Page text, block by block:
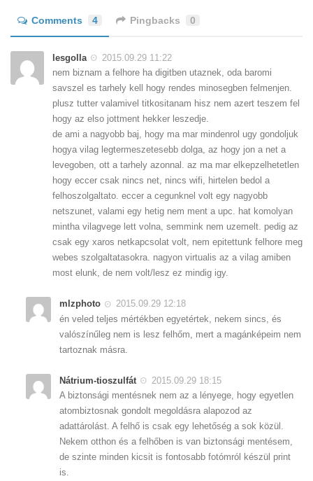
Comments 4 Pingbacks 0
lesgolla
2015.09.29 11:22
nem biznam a felhore ha digitben utaznek, oda baromi
savszel es tarhely kell hogy rendes minosegben felmenjen.
plusz tutter valamivel titkositanam hisz nem azert teszem fel
hogy az elso jottment hekker leszedje.
de ami a nagyobb baj, hogy ma mar mindenrol ugy gondoljuk
hogya vilag legtermeszetesebb dolga, az hogy jon a net a
levegoben, ott a tarhely azonnal. az ma mar elkepzelhetetlen
hogy eccer csak nincs net, nincs wifi, hirtelen bedol a
felhoszolgaltato. eccer a cegunknel volt egy nagyobb
netszunet, valami egy hetig nem ment a upc. hat komolyan
mintha vilagvege lett volna, semmink nem uzemelt. pedig az
csak egy xaros netkapcsolat volt, nem epitettunk felhore meg
webes szolgaltatasokra. nagyon virtualis az a vilag amiben
most elunk, de nem volt/lesz ez mindig igy.
mlzphoto
2015.09.29 12:18
én veled teljes mértékben egyetértek, nekem sincs, és
valószínűleg nem is lesz felhőm, mert a magánképeim nem
tartoznak másra.
Nátrium-tioszulfát
2015.09.29 18:15
A biztonsági mentésnek nem az a lényege, hogy egyetlen
atombiztosnak gondolt megoldásra alapozod az
adattárolást. A felhő is csak egy lehetőség a sok közül.
Nekem otthon és a felhőben is van biztonsági mentésem,
de szinte minden kicsit is fontosabb fotómról készül print
is.